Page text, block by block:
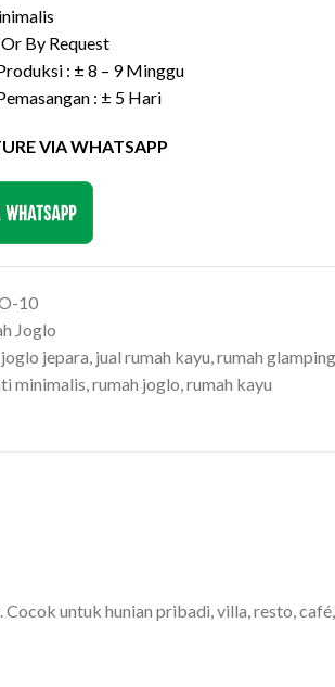
By Request
: ± 8 – 9 Minggu
: ± 5 Hari
VIA WHATSAPP
10
Joglo
jepara, jual rumah kayu,rumah
minimalis,rumah joglo,rumah kayu
untuk hunian pribadi, villa, resto,